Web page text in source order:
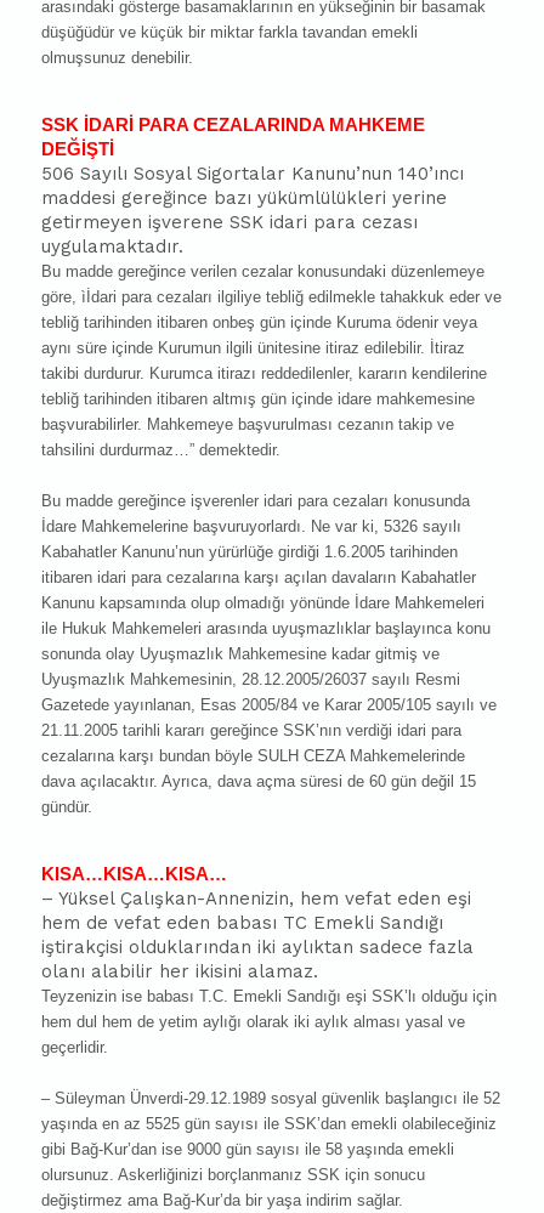
arasındaki gösterge basamaklarının en yükseğinin bir basamak
düşüğüdür ve küçük bir miktar farkla tavandan emekli
olmuşsunuz denebilir.
SSK İDARİ PARA CEZALARINDA MAHKEME
DEĞİŞTİ
506 Sayılı Sosyal Sigortalar Kanunu’nun 140’ıncı
maddesi gereğince bazı yükümlülükleri yerine
getirmeyen işverene SSK idari para cezası
uygulamaktadır.
Bu madde gereğince verilen cezalar konusundaki düzenlemeye
göre, ìİdari para cezaları ilgiliye tebliğ edilmekle tahakkuk eder ve
tebliğ tarihinden itibaren onbeş gün içinde Kuruma ödenir veya
aynı süre içinde Kurumun ilgili ünitesine itiraz edilebilir. İtiraz
takibi durdurur. Kurumca itirazı reddedilenler, kararın kendilerine
tebliğ tarihinden itibaren altmış gün içinde idare mahkemesine
başvurabilirler. Mahkemeye başvurulması cezanın takip ve
tahsilini durdurmaz…” demektedir.
Bu madde gereğince işverenler idari para cezaları konusunda
İdare Mahkemelerine başvuruyorlardı. Ne var ki, 5326 sayılı
Kabahatler Kanunu’nun yürürlüğe girdiği 1.6.2005 tarihinden
itibaren idari para cezalarına karşı açılan davaların Kabahatler
Kanunu kapsamında olup olmadığı yönünde İdare Mahkemeleri
ile Hukuk Mahkemeleri arasında uyuşmazlıklar başlayınca konu
sonunda olay Uyuşmazlık Mahkemesine kadar gitmiş ve
Uyuşmazlık Mahkemesinin, 28.12.2005/26037 sayılı Resmi
Gazetede yayınlanan, Esas 2005/84 ve Karar 2005/105 sayılı ve
21.11.2005 tarihli kararı gereğince SSK’nın verdiği idari para
cezalarına karşı bundan böyle SULH CEZA Mahkemelerinde
dava açılacaktır. Ayrıca, dava açma süresi de 60 gün değil 15
gündür.
KISA…KISA…KISA…
– Yüksel Çalışkan-Annenizin, hem vefat eden eşi
hem de vefat eden babası TC Emekli Sandığı
iştirakçisi olduklarından iki aylıktan sadece fazla
olanı alabilir her ikisini alamaz.
Teyzenizin ise babası T.C. Emekli Sandığı eşi SSK’lı olduğu için
hem dul hem de yetim aylığı olarak iki aylık alması yasal ve
geçerlidir.
– Süleyman Ünverdi-29.12.1989 sosyal güvenlik başlangıcı ile 52
yaşında en az 5525 gün sayısı ile SSK’dan emekli olabileceğiniz
gibi Bağ-Kur’dan ise 9000 gün sayısı ile 58 yaşında emekli
olursunuz. Askerliğinizi borçlanmanız SSK için sonucu
değiştirmez ama Bağ-Kur’da bir yaşa indirim sağlar.